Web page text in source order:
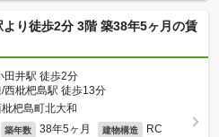
より徒歩2分 3階 築38年5ヶ月の賃
田井駅 徒歩2分
西枇杷島駅 徒歩13分
杷島町北大和
築年数 38年5ヶ月 建物構造 RC